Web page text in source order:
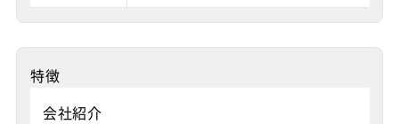
特徴
会社紹介